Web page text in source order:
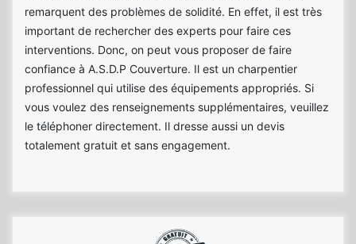
remarquent des problèmes de solidité. En effet, il est très
important de rechercher des experts pour faire ces
interventions. Donc, on peut vous proposer de faire
confiance à A.S.D.P Couverture. Il est un charpentier
professionnel qui utilise des équipements appropriés. Si
vous voulez des renseignements supplémentaires, veuillez
le téléphoner directement. Il dresse aussi un devis
totalement gratuit et sans engagement.